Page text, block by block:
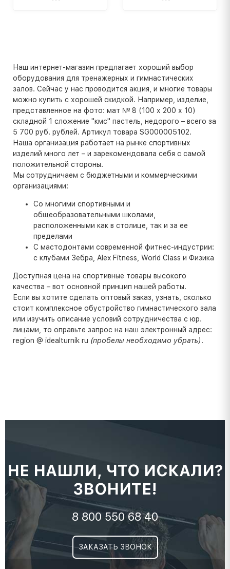
Наш интернет-магазин предлагает хороший выбор
оборудования для тренажерных и гимнастических
залов. Сейчас у нас проводится акция, и многие товары
можно купить с хорошей скидкой. Например, изделие,
представленное на фото: мат № 8 (100 х 200 х 10)
складной 1 сложение "кмс" пастель, недорого – всего за
5 700 руб. рублей. Артикул товара SG000005102.
Наша организация работает на рынке спортивных
изделий много лет – и зарекомендовала себя с самой
положительной стороны.
Мы сотрудничаем с бюджетными и коммерческими
организациями:
Со многими спортивными и
общеобразовательными школами,
расположенными как в столице, так и за ее
пределами
С мастодонтами современной фитнес-индустрии:
с клубами Зебра, Alex Fitness, World Class и Физика
Доступная цена на спортивные товары высокого
качества – вот основной принцип нашей работы.
Если вы хотите сделать оптовый заказ, узнать, сколько
стоит комплексное обустройство гимнастического зала
или изучить описание условий сотрудничества с юр.
лицами, то оправьте запрос на наш электронный адрес:
region @ idealturnik ru (пробелы необходимо убрать).
НЕ НАШЛИ, ЧТО ИСКАЛИ?
ЗВОНИТЕ!
8 800 550 68 40
ЗАКАЗАТЬ ЗВОНОК